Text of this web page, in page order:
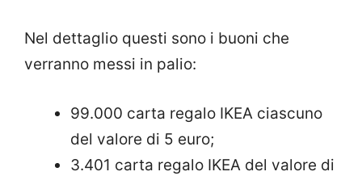
Nel dettaglio questi sono i buoni che
verranno messi in palio:
99.000 carta regalo IKEA ciascuno
del valore di 5 euro;
3.401 carta regalo IKEA del valore di